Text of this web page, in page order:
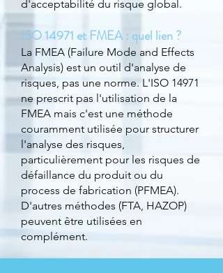
d'acceptabilité du risque global.
ISO 14971 et FMEA : quel lien ?
La FMEA (Failure Mode and Effects
Analysis) est un outil d'analyse de
risques, pas une norme. L'ISO 14971
ne prescrit pas l'utilisation de la
FMEA mais c'est une méthode
couramment utilisée pour structurer
l'analyse des risques,
particulièrement pour les risques de
défaillance du produit ou du
process de fabrication (PFMEA).
D'autres méthodes (FTA, HAZOP)
peuvent être utilisées en
complément.